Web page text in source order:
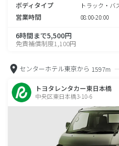
ボディタイプ トラック・バ
営業時間 08:00-20:00
6時間まで5,500円
免責補償制度1,100円
センターホテル東京から 1597m
トヨタレンタカー東日本橋
中央区東日本橋3-10-6